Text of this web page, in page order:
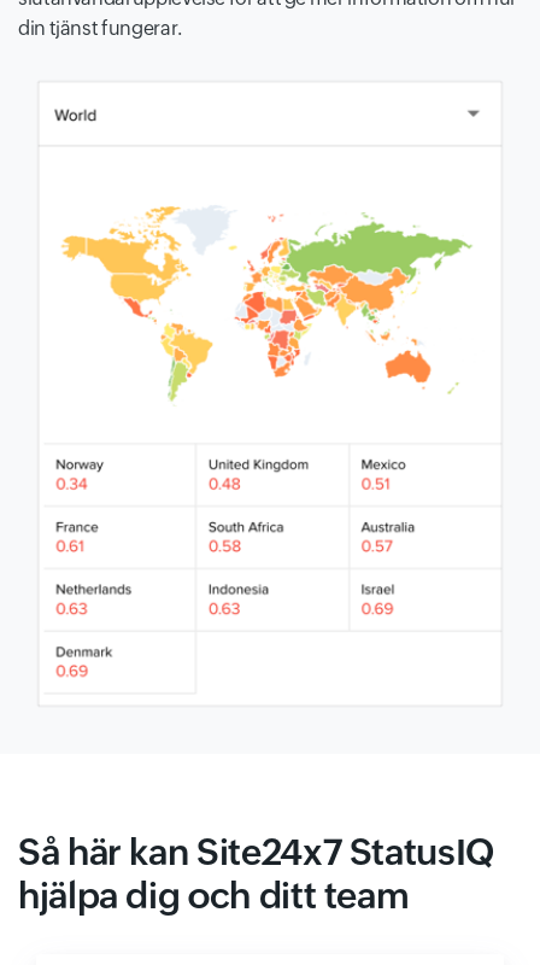
din tjänst fungerar.
Så här kan Site24x7 StatusIQ
hjälpa dig och ditt team